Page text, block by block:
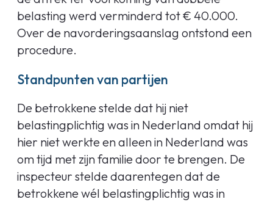
belasting werd verminderd tot € 40.000.
Over de navorderingsaanslag ontstond een
procedure.
Standpunten van partijen
De betrokkene stelde dat hij niet
belastingplichtig was in Nederland omdat hij
hier niet werkte en alleen in Nederland was
om tijd met zijn familie door te brengen. De
inspecteur stelde daarentegen dat de
betrokkene wél belastingplichtig was in